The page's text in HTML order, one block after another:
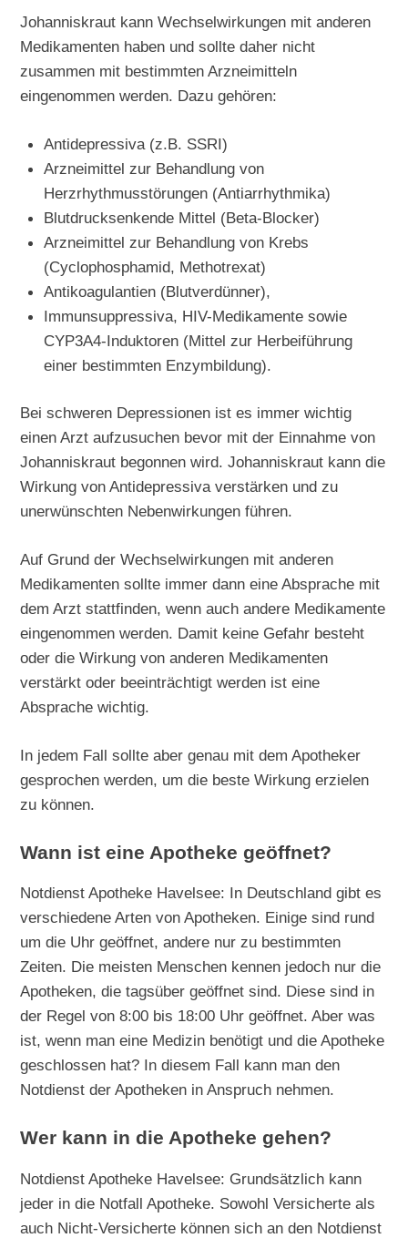
Johanniskraut kann Wechselwirkungen mit anderen
Medikamenten haben und sollte daher nicht
zusammen mit bestimmten Arzneimitteln
eingenommen werden. Dazu gehören:
Antidepressiva (z.B. SSRI)
Arzneimittel zur Behandlung von
Herzrhythmusstörungen (Antiarrhythmika)
Blutdrucksenkende Mittel (Beta-Blocker)
Arzneimittel zur Behandlung von Krebs
(Cyclophosphamid, Methotrexat)
Antikoagulantien (Blutverdünner),
Immunsuppressiva, HIV-Medikamente sowie
CYP3A4-Induktoren (Mittel zur Herbeiführung
einer bestimmten Enzymbildung).
Bei schweren Depressionen ist es immer wichtig
einen Arzt aufzusuchen bevor mit der Einnahme von
Johanniskraut begonnen wird. Johanniskraut kann die
Wirkung von Antidepressiva verstärken und zu
unerwünschten Nebenwirkungen führen.
Auf Grund der Wechselwirkungen mit anderen
Medikamenten sollte immer dann eine Absprache mit
dem Arzt stattfinden, wenn auch andere Medikamente
eingenommen werden. Damit keine Gefahr besteht
oder die Wirkung von anderen Medikamenten
verstärkt oder beeinträchtigt werden ist eine
Absprache wichtig.
In jedem Fall sollte aber genau mit dem Apotheker
gesprochen werden, um die beste Wirkung erzielen
zu können.
Wann ist eine Apotheke geöffnet?
Notdienst Apotheke Havelsee: In Deutschland gibt es
verschiedene Arten von Apotheken. Einige sind rund
um die Uhr geöffnet, andere nur zu bestimmten
Zeiten. Die meisten Menschen kennen jedoch nur die
Apotheken, die tagsüber geöffnet sind. Diese sind in
der Regel von 8:00 bis 18:00 Uhr geöffnet. Aber was
ist, wenn man eine Medizin benötigt und die Apotheke
geschlossen hat? In diesem Fall kann man den
Notdienst der Apotheken in Anspruch nehmen.
Wer kann in die Apotheke gehen?
Notdienst Apotheke Havelsee: Grundsätzlich kann
jeder in die Notfall Apotheke. Sowohl Versicherte als
auch Nicht-Versicherte können sich an den Notdienst